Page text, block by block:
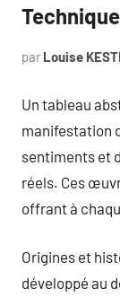
par Louise
Un tableau
manifestation
sentiments et
réels. Ces
offrant à
Origines et
développé au